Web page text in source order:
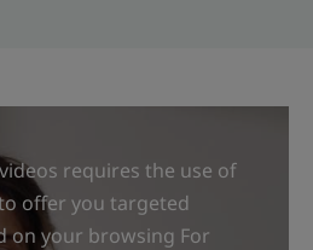
requires the use of
offer you targeted
on your browsing For